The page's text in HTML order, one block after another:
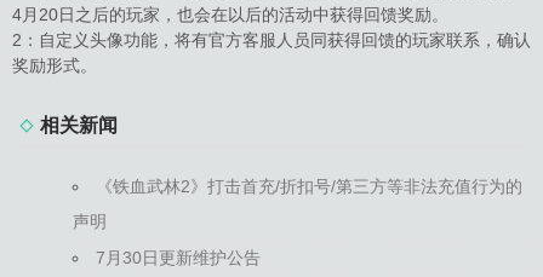
4月20日之后的玩家，也会在以后的活动中获得回馈奖励。
2：自定义头像功能，将有官方客服人员同获得回馈的玩家联系，确认
奖励形式。
相关新闻
《铁血武林2》打击首充/折扣号/第三方等非法充值行为的
声明
7月30日更新维护公告